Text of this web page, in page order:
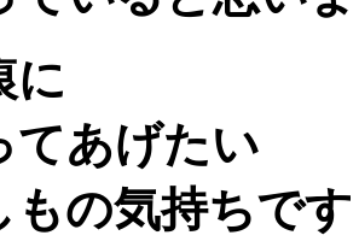
に
てあげたい
もの気持ちです